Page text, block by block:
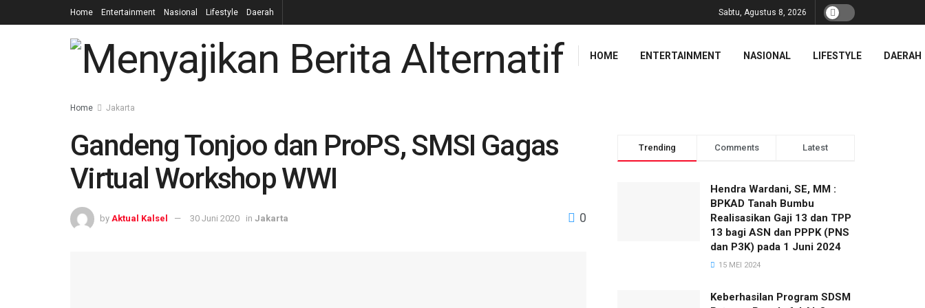
Home Entertainment Nasional Lifestyle Daerah Sabtu, Agustus 8, 2026
HOME ENTERTAINMENT NASIONAL LIFESTYLE DAERAH
Home Jakarta
Gandeng Tonjoo dan ProPS, SMSI Gagas
Virtual Workshop WWI
by Aktual Kalsel 30 Juni 2020 in Jakarta 0
Trending Comments Latest
Hendra Wardani, SE, MM :
BPKAD Tanah Bumbu
Realisasikan Gaji 13 dan TPP
13 bagi ASN dan PPPK (PNS
dan P3K) pada 1 Juni 2024
15 MEI 2024
Keberhasilan Program SDSM